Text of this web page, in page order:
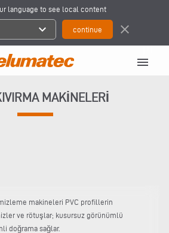
language to see local content
expand_more close
menu
MAKINELERI
makineleri PVC profillerin
ve rötuşlar; kusursuz görünümlü
doğrama sağlar.